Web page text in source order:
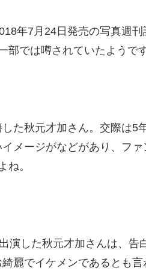
年7月24日発売の写真週
では噂されていたようです
た秋元才加さん。交際は5
メージがなどがあり、ファ
ね。
演した秋元才加さんは、告
麗でイケメンであるとも